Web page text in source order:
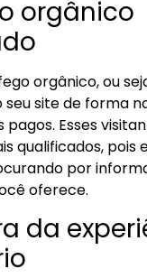
orgânico
orgânico, ou
site de forma
pagos. Esses
qualificados, pois
por
oferece.
da